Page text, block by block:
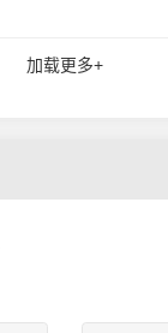
加载更多+